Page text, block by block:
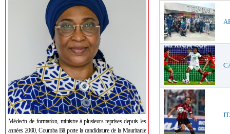
Médecin de formation, ministre à plusieurs reprises depuis les
années 2000, Coumba Bâ porte la candidature de la Mauritanie